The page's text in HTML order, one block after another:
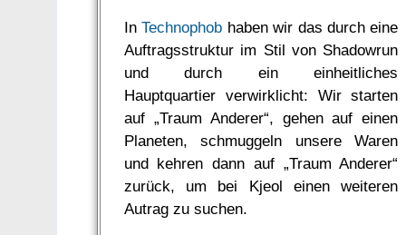
InTechnophob haben wir das durch eine
Auftragsstruktur im Stil von Shadowrun
und durch ein einheitliches
Hauptquartier verwirklicht: Wir starten
auf „Traum Anderer“, gehen auf einen
Planeten, schmuggeln unsere Waren
und kehren dann auf „Traum Anderer“
zurück, um bei Kjeol einen weiteren
Autrag zu suchen.